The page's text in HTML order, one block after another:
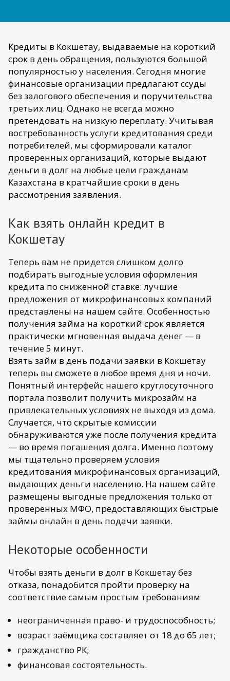
Кредиты в Кокшетау, выдаваемые на короткий
срок в день обращения, пользуются большой
популярностью у населения. Сегодня многие
финансовые организации предлагают ссуды
без залогового обеспечения и поручительства
третьих лиц. Однако не всегда можно
претендовать на низкую переплату. Учитывая
востребованность услуги кредитования среди
потребителей, мы сформировали каталог
проверенных организаций, которые выдают
деньги в долг на любые цели гражданам
Казахстана в кратчайшие сроки в день
рассмотрения заявления.
Как взять онлайн кредит в
Кокшетау
Теперь вам не придется слишком долго
подбирать выгодные условия оформления
кредита по сниженной ставке: лучшие
предложения от микрофинансовых компаний
представлены на нашем сайте. Особенностью
получения займа на короткий срок является
практически мгновенная выдача денег — в
течение 5 минут.
Взять займ в день подачи заявки в Кокшетау
теперь вы сможете в любое время дня и ночи.
Понятный интерфейс нашего круглосуточного
портала позволит получить микрозайм на
привлекательных условиях не выходя из дома.
Случается, что скрытые комиссии
обнаруживаются уже после получения кредита
— во время погашения долга. Именно поэтому
мы тщательно проверяем условия
кредитования микрофинансовых организаций,
выдающих деньги населению. На нашем сайте
размещены выгодные предложения только от
проверенных МФО, предоставляющих быстрые
займы онлайн в день подачи заявки.
Некоторые особенности
Чтобы взять деньги в долг в Кокшетау без
отказа, понадобится пройти проверку на
соответствие самым простым требованиям
неограниченная право- и трудоспособность;
возраст заёмщика составляет от 18 до 65 лет;
гражданство РК;
финансовая состоятельность.